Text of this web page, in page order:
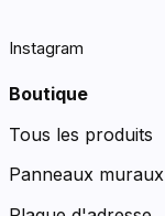
Instagram
Boutique
Tous les produits
Panneaux